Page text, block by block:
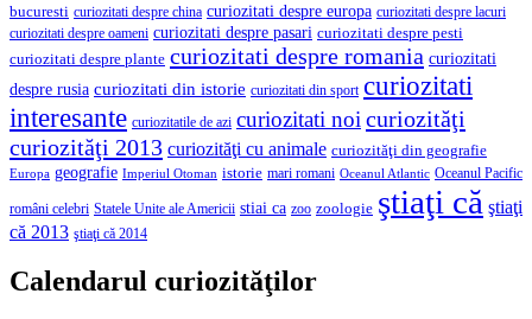
bucuresti curiozitati despre china curiozitati despre europa curiozitati despre lacuri
curiozitati despre oameni curiozitati despre pasari curiozitati despre pesti
curiozitati despre plante curiozitati despre romania curiozitati
despre rusia curiozitati din istorie curiozitati din sport curiozitati
interesante curiozitatile de azi curiozitati noi curiozităţi
curiozităţi 2013 curiozităţi cu animale curiozităţi din geografie
Europa geografie Imperiul Otoman istorie mari romani Oceanul Atlantic Oceanul Pacific
români celebri Statele Unite ale Americii stiai ca zoo zoologie ştiaţi că ştiaţi
că 2013 ştiaţi că 2014
Calendarul curiozităţilor